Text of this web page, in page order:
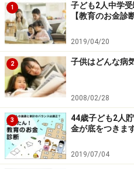
などについて当社は一切の責任
最新の情報や詳細については、
の公式情報をご確認ください。
1/
1
子ども2人中学
【教育のお金診
2019/04/20
2 子供はどんな病
2008/02/28
3
44歳子ども2人
金が底をつきま
2019/07/04